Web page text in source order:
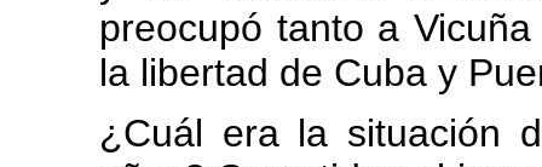
preocupó tanto a
la libertad de Cuba y
¿Cuál era la situación